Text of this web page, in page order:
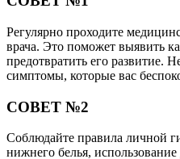
Регулярно проходите
врача. Это поможет выявить
предотвратить его развитие.
симптомы, которые вас
СОВЕТ №2
Соблюдайте правила личной
нижнего белья,